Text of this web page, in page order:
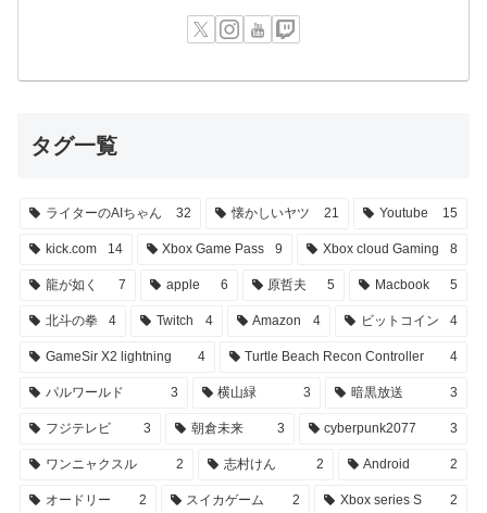
タグ一覧
ライターのAIちゃん 32 懐かしいヤツ 21 Youtube 15
kick.com 14 Xbox Game Pass 9 Xbox cloud Gaming 8
龍が如く 7 apple 6 原哲夫 5 Macbook 5
北斗の拳 4 Twitch 4 Amazon 4 ビットコイン 4
GameSir X2 lightning 4 Turtle Beach Recon Controller 4
パルワールド 3 横山緑 3 暗黒放送 3
フジテレビ 3 朝倉未来 3 cyberpunk2077 3
ワンニャクスル 2 志村けん 2 Android 2
オードリー 2 スイカゲーム 2 Xbox series S 2